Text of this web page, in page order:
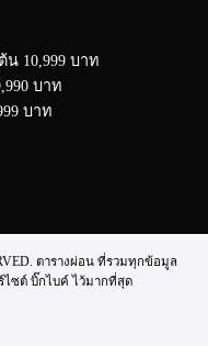
น 10,999 บาท
บาท
บาท
ตารางผ่อน ที่รวมทุกข้อมูล
ไซต์ บิ๊กไบค์ ไว้มากที่สุด